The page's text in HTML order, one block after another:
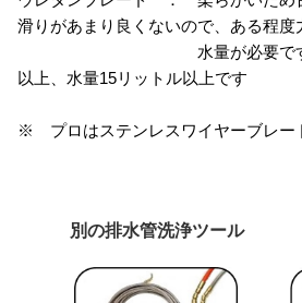
滑りがあまり良くないので、ある程度
水量が必要です。目安
以上、水量15リットル以上です
※ プロはステンレスワイヤーブレー
別の排水管洗浄ツール